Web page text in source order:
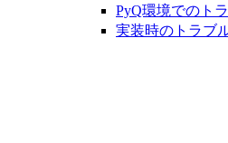
PyQ環境でのト
実装時のトラブ